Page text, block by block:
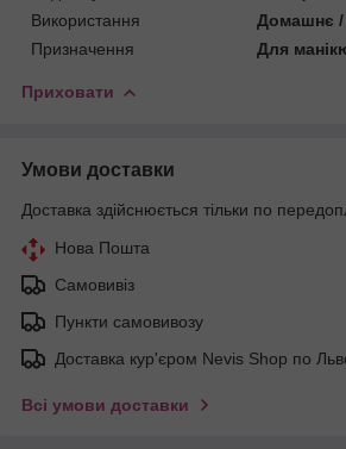
Використання
Домашнє /
Призначення
Для
Приховати
Умови доставки
Доставка здійснюється тільки по
Нова Пошта
Самовивіз
Пункти самовивозу
Доставка кур'єром Nevis Shop по
Всі умови доставки